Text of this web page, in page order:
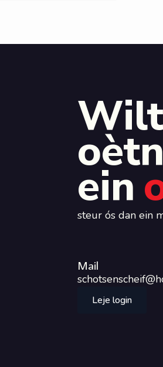
ein
steur ós dan ein
Mail
Leje login